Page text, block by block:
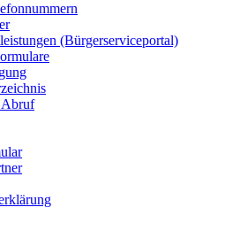
(Bürgerserviceportal)
Abruf